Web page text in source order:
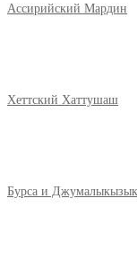
Ассирийский Мардин
Хеттский Хаттушаш
Бурса и Джумалыкызык